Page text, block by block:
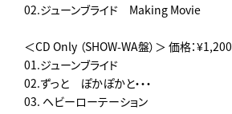
02.ジューンブライド Making Movie
＜CD Only （SHOW-WA盤）＞ 価格：¥1,200
01.ジューンブライド
02.ずっと ぽかぽかと・・・
03. ヘビーローテーション